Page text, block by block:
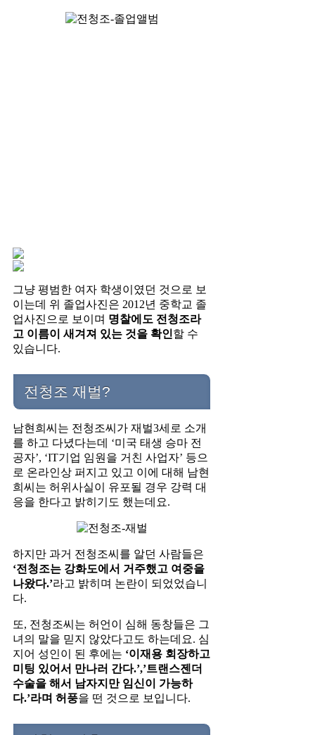
그냥 평범한 여자 학생이였던 것으로 보
이는데 위 졸업사진은 2012년 중학교 졸
업사진으로 보이며 명찰에도 전청조라
고 이름이 새겨져 있는 것을 확인할 수
있습니다.
전청조 재벌?
남현희씨는 전청조씨가 재벌3세로 소개
를 하고 다녔다는데 ‘미국 태생 승마 전
공자’, ‘IT기업 임원을 거친 사업자’ 등으
로 온라인상 퍼지고 있고 이에 대해 남현
희씨는 허위사실이 유포될 경우 강력 대
응을 한다고 밝히기도 했는데요.
하지만 과거 전청조씨를 알던 사람들은
‘전청조는 강화도에서 거주했고 여중을
나왔다.’라고 밝히며 논란이 되었었습니
다.
또, 전청조씨는 허언이 심해 동창들은 그
녀의 말을 믿지 않았다고도 하는데요. 심
지어 성인이 된 후에는 ‘이재용 회장하고
미팅 있어서 만나러 간다.’,’트랜스젠더
수술을 해서 남자지만 임신이 가능하
다.’라며 허풍을 떤 것으로 보입니다.